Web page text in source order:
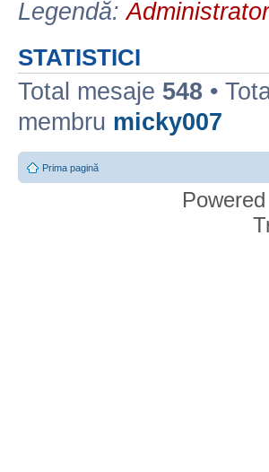
Legendă:
STATISTICI
Total mesaje 548 •
membru micky007
Prima pagină